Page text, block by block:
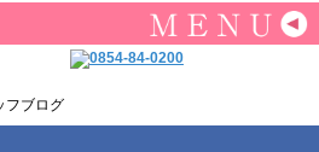
フブログ